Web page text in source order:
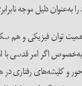
به‌عنوان دلیل موجه
توان فیزیکی و هم
اگر امر قدسی با
و کلیشه‌های رفتاری